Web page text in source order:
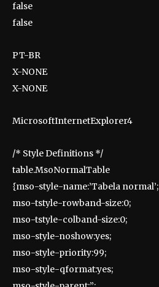
false
false
PT-BR
X-NONE
X-NONE
MicrosoftInternetExplorer4
/* Style Definitions */
table.MsoNormalTable
{mso-style-name:’Tabela normal’;
mso-tstyle-rowband-size:0;
mso-tstyle-colband-size:0;
mso-style-noshow:yes;
mso-style-priority:99;
mso-style-qformat:yes;